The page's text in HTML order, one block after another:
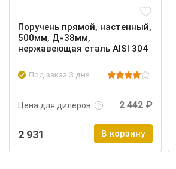
Поручень прямой, настенный,
500мм, Д=38мм,
нержавеющая сталь AISI 304
Под заказ 3 дня
Цена для дилеров
Подробнее Войти
2 442 ₽
2 931 В корзину